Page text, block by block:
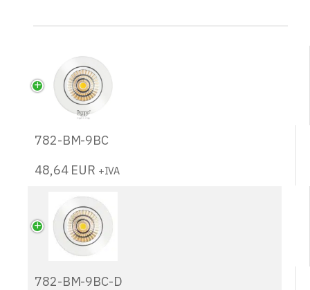
782-BM-9BC
48,64 EUR +IVA
782-BM-9BC-D